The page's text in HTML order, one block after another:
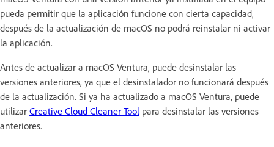
pueda permitir que la aplicación funcione con cierta capacidad,
después de la actualización de macOS no podrá reinstalar ni activar
la aplicación.
Antes de actualizar a macOS Ventura, puede desinstalar las
versiones anteriores, ya que el desinstalador no funcionará después
de la actualización. Si ya ha actualizado a macOS Ventura, puede
utilizar Creative Cloud Cleaner Tool para desinstalar las versiones
anteriores.